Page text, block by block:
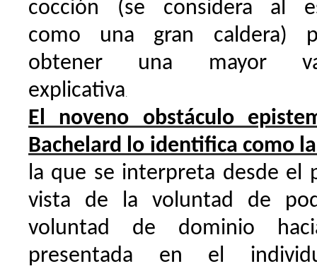
cocción (se considera al
como una gran caldera)
obtener una mayor
explicativa
El noveno obstáculo
Bachelard lo identifica como
la que se interpreta desde el
vista de la voluntad de
voluntad de dominio
presentada en el